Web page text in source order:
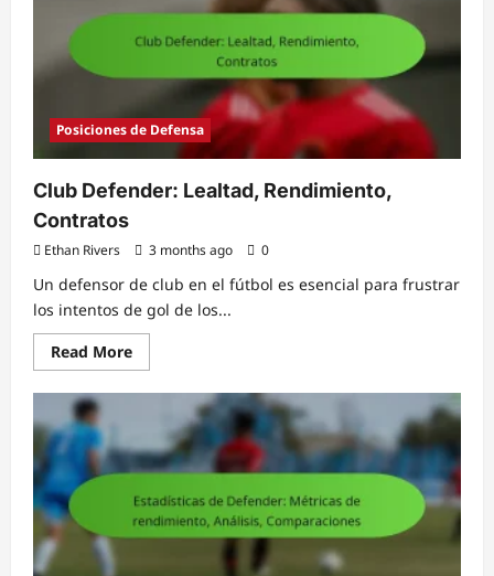
entrenamiento,
Análisis
Posiciones de Defensa
Club Defender: Lealtad, Rendimiento,
Contratos
Ethan Rivers 3 months ago 0
Un defensor de club en el fútbol es esencial para frustrar
los intentos de gol de los...
Read MoreRead
more
Club
Defender:
Lealtad,
Rendimiento,
Contratos